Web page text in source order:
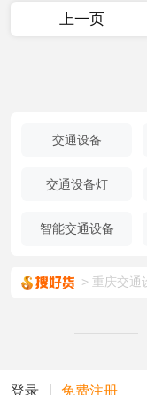
上一页
交通设备
交通设备灯
智能交通设备
重庆交通
登录 免费注册